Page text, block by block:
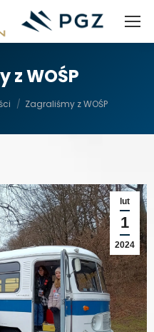
z WOŚP
Zagraliśmy z WOŚP
lut
1
2024